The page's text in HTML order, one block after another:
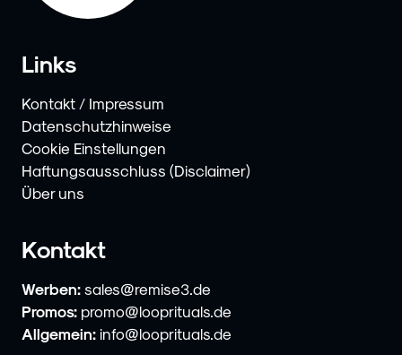
Links
Kontakt / Impressum
Datenschutzhinweise
Cookie Einstellungen
Haftungsausschluss (Disclaimer)
Über uns
Kontakt
Werben: sales@remise3.de
Promos: promo@looprituals.de
Allgemein: info@looprituals.de